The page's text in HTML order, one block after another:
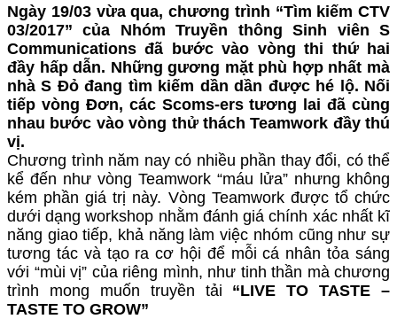
Ngày 19/03 vừa qua, chương trình “Tìm kiếm CTV
03/2017” của Nhóm Truyền thông Sinh viên S
Communications đã bước vào vòng thi thứ hai
đầy hấp dẫn. Những gương mặt phù hợp nhất mà
nhà S Đỏ đang tìm kiếm dần dần được hé lộ. Nối
tiếp vòng Đơn, các Scoms-ers tương lai đã cùng
nhau bước vào vòng thử thách Teamwork đầy thú
vị.
Chương trình năm nay có nhiều phần thay đổi, có thể
kể đến như vòng Teamwork “máu lửa” nhưng không
kém phần giá trị này. Vòng Teamwork được tổ chức
dưới dạng workshop nhằm đánh giá chính xác nhất kĩ
năng giao tiếp, khả năng làm việc nhóm cũng như sự
tương tác và tạo ra cơ hội để mỗi cá nhân tỏa sáng
với “mùi vị” của riêng mình, như tinh thần mà chương
trình mong muốn truyền tải “LIVE TO TASTE –
TASTE TO GROW”